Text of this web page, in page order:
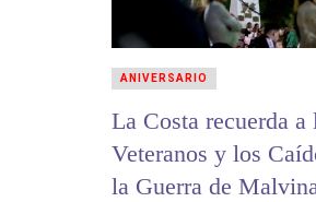
La Costa recuerda a
Veteranos y los
la Guerra de
ANIVERSARIO